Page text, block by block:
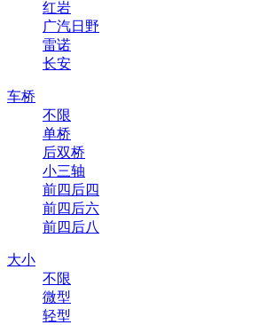
红岩
广汽日野
雷诺
长安
车桥
不限
单桥
后双桥
小三轴
前四后四
前四后六
前四后八
大小
不限
微型
轻型